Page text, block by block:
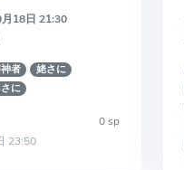
18日 21:30
者
姥さに
に
0 sp
23:50